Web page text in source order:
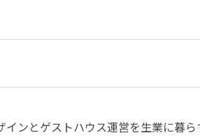
ンとゲストハウス運営を生業に暮